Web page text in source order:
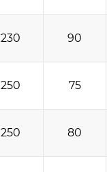
230 90
250 75
250 80